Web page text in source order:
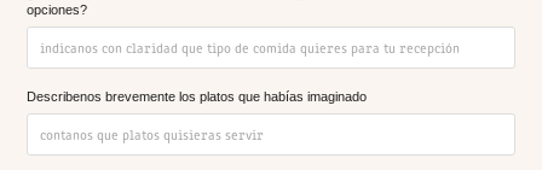
opciones?
Describenos brevemente los platos que habías imaginado